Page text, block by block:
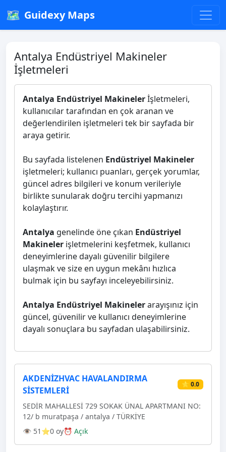
🗺️ Guidexy Maps
Antalya Endüstriyel Makineler
İşletmeleri
Antalya Endüstriyel Makinelerİşletmeleri,
kullanıcılar tarafından en çok aranan ve
değerlendirilen işletmeleri tek bir sayfada bir
araya getirir.
Bu sayfada listelenen Endüstriyel Makineler
işletmeleri; kullanıcı puanları, gerçek yorumlar,
güncel adres bilgileri ve konum verileriyle
birlikte sunularak doğru tercihi yapmanızı
kolaylaştırır.
Antalya genelinde öne çıkan Endüstriyel
Makineler işletmelerini keşfetmek, kullanıcı
deneyimlerine dayalı güvenilir bilgilere
ulaşmak ve size en uygun mekânı hızlıca
bulmak için bu sayfayı inceleyebilirsiniz.
Antalya Endüstriyel Makinelerarayışınız için
güncel, güvenilir ve kullanıcı deneyimlerine
dayalı sonuçlara bu sayfadan ulaşabilirsiniz.
AKDENİZHVAC HAVALANDIRMA
SİSTEMLERİ
⭐ 0.0
SEDİR MAHALLESİ 729 SOKAK ÜNAL APARTMANI NO:
12/ b muratpaşa / antalya / TÜRKİYE
👁 51 ⭐0 oy⏰ Açık